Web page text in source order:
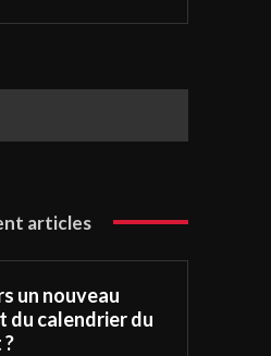
articles
un nouveau
du calendrier du